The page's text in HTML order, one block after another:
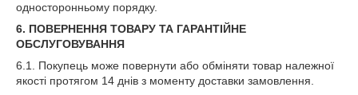
односторонньому порядку.
6. ПОВЕРНЕННЯ ТОВАРУ ТА ГАРАНТІЙНЕ
ОБСЛУГОВУВАННЯ
6.1. Покупець може повернути або обміняти товар належної
якості протягом 14 днів з моменту доставки замовлення.